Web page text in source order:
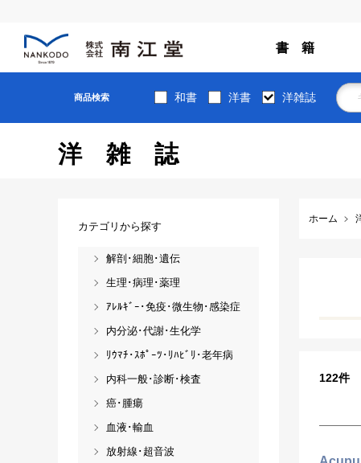
書 籍
商品検索 和書 洋書 洋雑誌
洋雑誌
ホーム
122件
カテゴリから探す
解剖･細胞･遺伝
生理･病理･薬理
ｱﾚﾙｷﾞｰ･免疫･微生物･感染症
内分泌･代謝･生化学
ﾘｳﾏﾁ･ｽﾎﾟｰﾂ･ﾘﾊﾋﾞﾘ･老年病
内科一般･診断･検査
癌･腫瘍
血液･輸血
放射線･超音波